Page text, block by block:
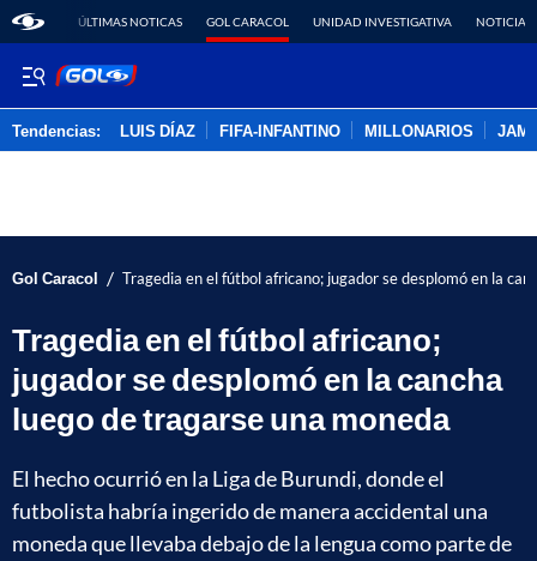
ÚLTIMAS NOTICAS GOL CARACOL UNIDAD INVESTIGATIVA NOTICIAS
Tendencias: LUIS DÍAZ FIFA-INFANTINO MILLONARIOS
Gol Caracol / Tragedia en el fútbol africano; jugador se desplomó en la
Tragedia en el fútbol africano;
jugador se desplomó en la cancha
luego de tragarse una moneda
El hecho ocurrió en la Liga de Burundi, donde el
futbolista habría ingerido de manera accidental una
moneda que llevaba debajo de la lengua como parte de